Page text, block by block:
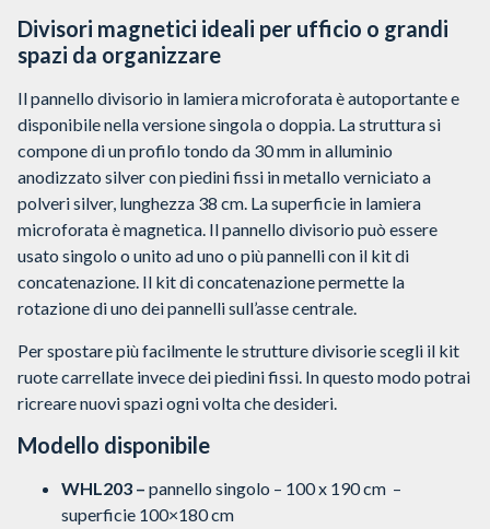
Divisori magnetici ideali per ufficio o grandi
spazi da organizzare
Il pannello divisorio in lamiera microforata è autoportante e
disponibile nella versione singola o doppia. La struttura si
compone di un profilo tondo da 30 mm in alluminio
anodizzato silver con piedini fissi in metallo verniciato a
polveri silver, lunghezza 38 cm. La superficie in lamiera
microforata è magnetica. Il pannello divisorio può essere
usato singolo o unito ad uno o più pannelli con il kit di
concatenazione. Il kit di concatenazione permette la
rotazione di uno dei pannelli sull’asse centrale.
Per spostare più facilmente le strutture divisorie scegli il kit
ruote carrellate invece dei piedini fissi. In questo modo potrai
ricreare nuovi spazi ogni volta che desideri.
Modello disponibile
WHL203 – pannello singolo – 100 x 190 cm –
superficie 100×180 cm